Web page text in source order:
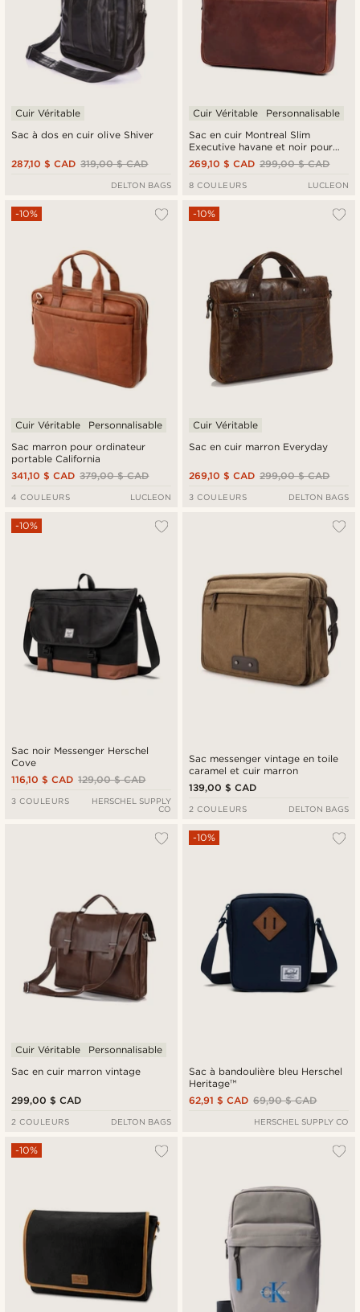
Sac à dos en cuir olive Shiver
Cuir Véritable
319,00 $ CAD
287,10 $ CAD
DELTON BAGS
Sac en cuir Montreal Slim
Executive havane et noir pour
ordinateur 13 pouces
Cuir Véritable Personnalisable
299,00 $ CAD
269,10 $ CAD
8 COULEURS LUCLEON
Sac marron pour ordinateur
portable California
-10%
Cuir Véritable Personnalisable
379,00 $ CAD
341,10 $ CAD
4 COULEURS LUCLEON
Sac en cuir marron Everyday
-10%
Cuir Véritable
299,00 $ CAD
269,10 $ CAD
3 COULEURS DELTON BAGS
Sac noir Messenger Herschel
Cove
-10%
129,00 $ CAD
116,10 $ CAD
3 COULEURS
HERSCHEL SUPPLY
CO
Sac messenger vintage en toile
caramel et cuir marron
139,00 $ CAD
2 COULEURS DELTON BAGS
Sac en cuir marron vintage
Cuir Véritable Personnalisable
299,00 $ CAD
2 COULEURS DELTON BAGS
Sac à bandoulière bleu Herschel
Heritage™
-10%
69,90 $ CAD
62,91 $ CAD
HERSCHEL SUPPLY CO
-10%